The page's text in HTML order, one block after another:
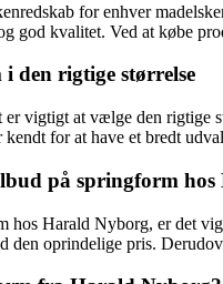
for enhver
god kvalitet. Ved at købe
den rigtige størrelse
vigtigt at vælge den
for at have et bredt
på springform
hos Harald Nyborg, er det
oprindelige pris.